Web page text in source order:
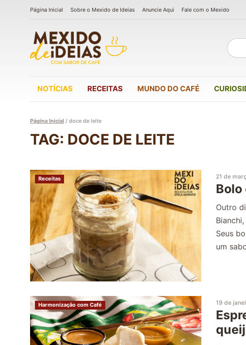
Página Inicial Sobre o Mexido de Ideias Anuncie Aqui Fale com o Mexido
NOTÍCIAS RECEITAS MUNDO DO CAFÉ
Página Inicial / doce de leite
TAG: DOCE DE LEITE
Receitas 21 de
Outro
Seus
um
Harmonização com Café 19 de